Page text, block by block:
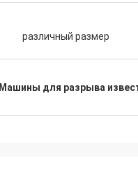
различный размер
Машины для разрыва